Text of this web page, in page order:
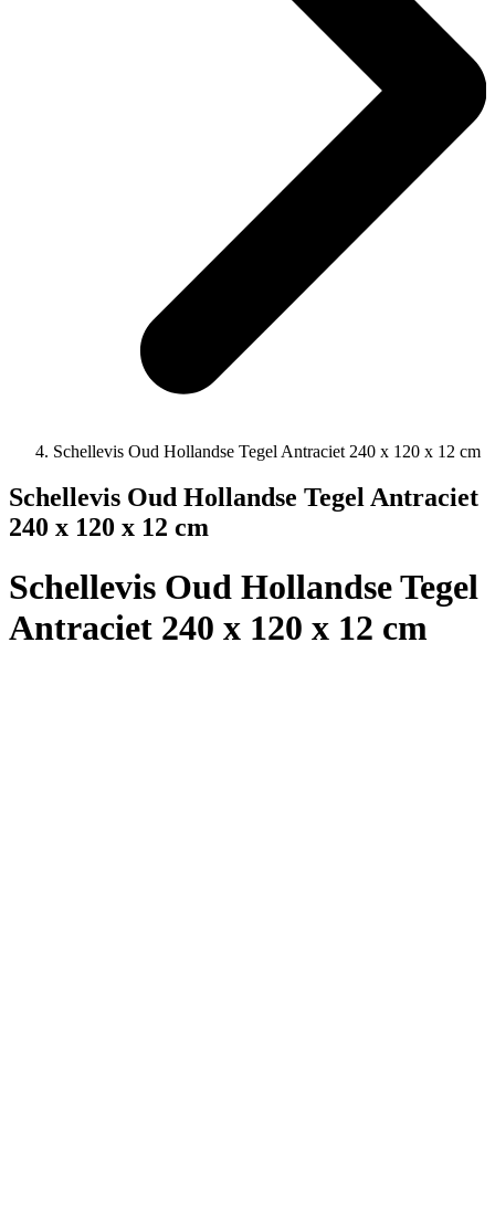
Schellevis Oud Hollandse Tegel Antraciet 240 x 120 x 12 cm
Schellevis Oud Hollandse Tegel Antraciet
240 x 120 x 12 cm
Schellevis Oud Hollandse Tegel
Antraciet 240 x 120 x 12 cm